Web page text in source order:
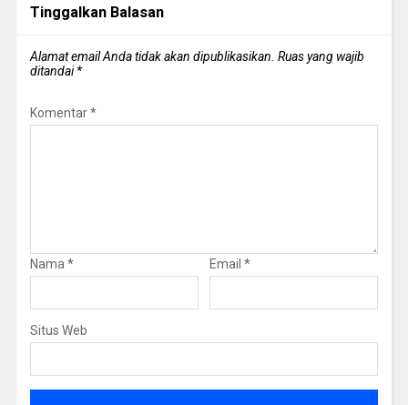
Tinggalkan Balasan
Alamat email Anda tidak akan dipublikasikan. Ruas yang wajib
ditandai*
Komentar*
Nama * Email *
Situs Web